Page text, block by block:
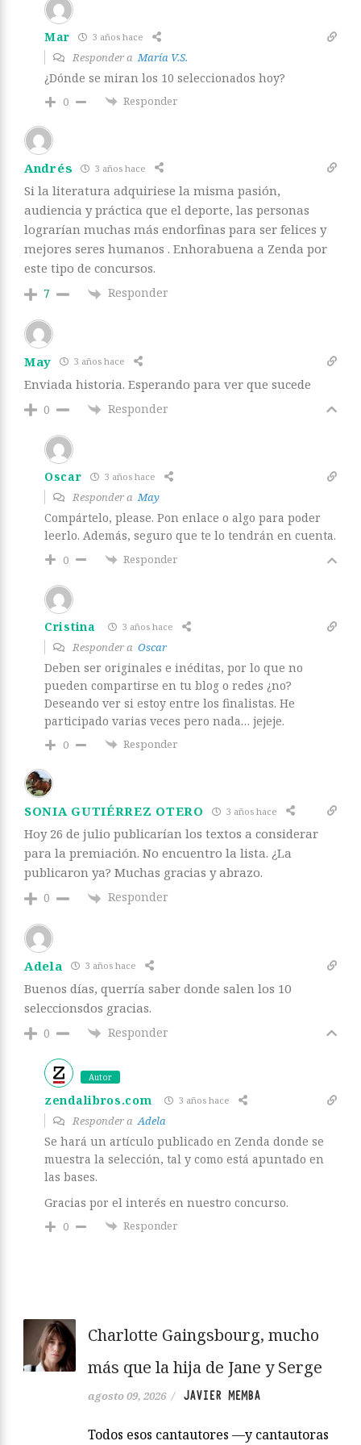
Mar 3 años hace
Responder aMaría V.S.
¿Dónde se miran los 10 seleccionados hoy?
0 Responder
Andrés 3 años hace
Si la literatura adquiriese la misma pasión,
audiencia y práctica que el deporte, las personas
lograrían muchas más endorfinas para ser felices y
mejores seres humanos . Enhorabuena a Zenda por
este tipo de concursos.
7 Responder
May 3 años hace
Enviada historia. Esperando para ver que sucede
0 Responder
Oscar 3 años hace
Responder aMay
Compártelo, please. Pon enlace o algo para poder
leerlo. Además, seguro que te lo tendrán en cuenta.
0 Responder
Cristina 3 años hace
Responder a Oscar
Deben ser originales e inéditas, por lo que no
pueden compartirse en tu blog o redes ¿no?
Deseando ver si estoy entre los finalistas. He
participado varias veces pero nada… jejeje.
0 Responder
SONIA GUTIÉRREZ OTERO 3 años hace
Hoy 26 de julio publicarían los textos a considerar
para la premiación. No encuentro la lista. ¿La
publicaron ya? Muchas gracias y abrazo.
0 Responder
Adela 3 años hace
Buenos días, querría saber donde salen los 10
seleccionsdos gracias.
0 Responder
Autor
zendalibros.com 3 años hace
Responder aAdela
Se hará un artículo publicado en Zenda donde se
muestra la selección, tal y como está apuntado en
las bases.
Gracias por el interés en nuestro concurso.
0 Responder
Charlotte Gaingsbourg, mucho
más que la hija de Jane y Serge
agosto 09, 2026 / JAVIER MEMBA
Todos esos cantautores —y cantautoras